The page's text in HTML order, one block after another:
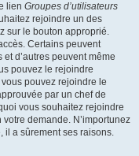
lien Groupes d’utilisateurs
rejoindre un des
sur le bouton approprié.
Certains peuvent
d’autres peuvent même
pouvez le rejoindre
pouvez rejoindre le
par un chef de
vous souhaitez rejoindre
demande. N’importunez
il a sûrement ses raisons.